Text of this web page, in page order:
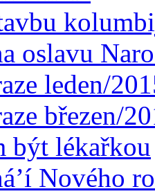
oslavu
leden/
březen/
být lékařkou
Nového